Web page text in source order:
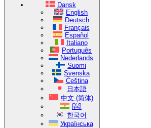
Dansk
English
Deutsch
Français
Español
Italiano
Português
Nederlands
Suomi
Svenska
Čeština
日本語
中文 (简体)
हिंदी
한국어
Українська